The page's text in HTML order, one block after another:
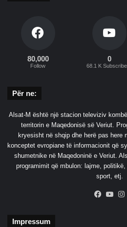
80,000
Follow
0
68.1 K
Për ne:
Alsat-M është një stacion televiziv
territorin e Maqedonisë së Veriut.
kryesisht në shqip dhe herë pas here
konceptet evropiane të informacionit që
shumetnike në Maqedoninë e Veriut.
programimit që mbulon: lajme,
sport, etj.
Impressum